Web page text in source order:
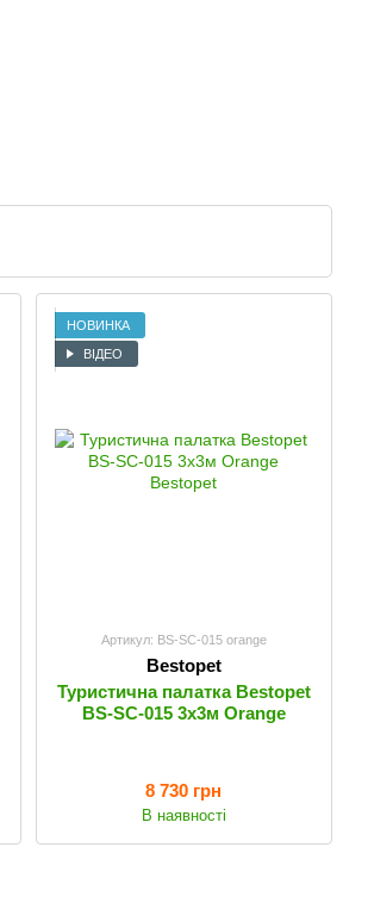
НОВИНКА
ВІДЕО
Артикул: BS-SC-015 orange
Bestopet
Туристична палатка Bestopet
BS-SC-015 3х3м Orange
8 730 грн
В наявності